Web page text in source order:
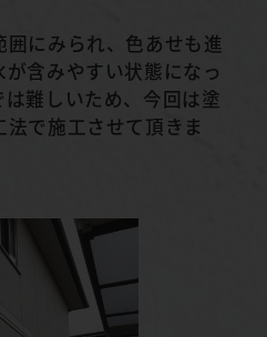
囲にみられ、色あせも進
含みやすい状態になっ
難しいため、今回は塗
で施工させて頂きま